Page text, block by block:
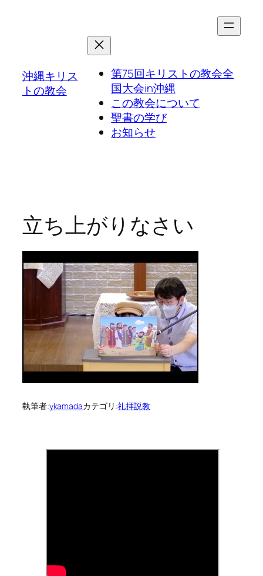
沖縄キリス
トの教会
第75回キリストの教会全
国大会in沖縄
この教会について
聖書の学び
お知らせ
立ち上がりなさい
執筆者:ykamadaカテゴリ:礼拝説教